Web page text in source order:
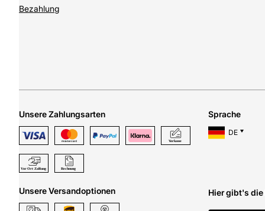
Bezahlung
Unsere Zahlungsarten
Unsere Versandoptionen
Sprache
DE
Hier gibt's